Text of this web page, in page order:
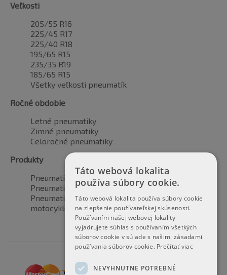
Veľkosti
205/55 R16
225/45 R17
225/40 R18
195/65 R15
235/35 R19
185/65 R15
Všetky veľkosti pneumatík
Ročné obdobie
Letné pneumatiky
Zimné pneumatiky
Celoročné pneumatiky
Produkty
Pneumatiky pre automobily
Pneumatiky pre SUV / 4x4
Pneumatiky pre dodávku
motocyklové pneumatiky
Táto webová lokalita
používa súbory cookie.
Táto webová lokalita používa súbory cookie
na zlepšenie používateľskej skúsenosti.
Používaním našej webovej lokality
vyjadrujete súhlas s používaním všetkých
súborov cookie v súlade s našimi zásadami
používania súborov cookie. Prečítať viac
NEVYHNUTNE POTREBNÉ